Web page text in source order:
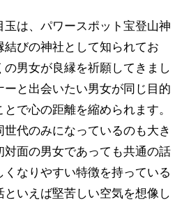
玉は、パワースポット宝登山神
びの神社として知られてお
の男女が良縁を祈願してきまし
ーと出会いたい男女が同じ目的
で心の距離を縮められます。
世代のみになっているのも大き
対面の男女であっても共通の話
くなりやすい特徴を持っている
といえば堅苦しい空気を想像し